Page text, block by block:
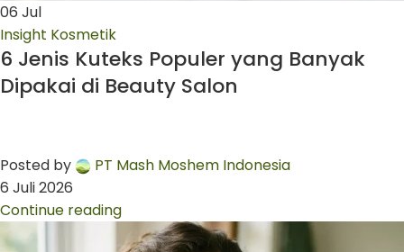
06 Jul
Insight Kosmetik
6 Jenis Kuteks Populer yang Banyak
Dipakai di Beauty Salon
Posted by
PT Mash Moshem Indonesia
6 Juli 2026
Continue reading